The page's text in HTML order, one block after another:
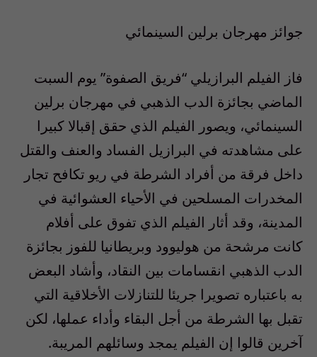
جوائز مهرجان برلين السينمائي
فاز الفيلم البرازيلي “فريق الصفوة” يوم السبت
الماضي بجائزة الدب الذهبي في مهرجان برلين
السينمائي، ويصور الفيلم الذي حقق إقبالا كبيرا
على مشاهدته في البرازيل الفساد والعنف والقتل
داخل فرقة من أفراد الشرطة في ريو تكافح تجار
المخدرات المسلحين في الأحياء العشوائية في
المدينة، وقد أثار الفيلم الذي تفوق على أفلام
كانت مرشحة من هوليوود وبريطانيا للفوز بجائزة
الدب الذهبي انقسامات بين النقاد، وأشاد البعض
به باعتباره تصويرا جريئا للتنازلات الأخلاقية التي
تقبل بها الشرطة من أجل البقاء وأداء عملها، لكن
آخرين قالوا إن الفيلم يمجد وسائلهم المريبة.